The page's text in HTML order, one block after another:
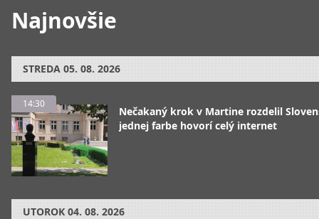
Najnovšie
STREDA 05. 08. 2026
14:30
Nečakaný krok v Martine rozdelil
jednej farbe hovorí celý internet
UTOROK 04. 08. 2026